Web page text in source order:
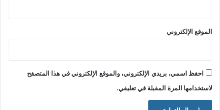
الموقع الإلكتروني
احفظ اسمي، بريدي الإلكتروني، والموقع الإلكتروني في هذا المتصفح
لاستخدامها المرة المقبلة في تعليقي.